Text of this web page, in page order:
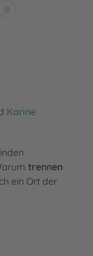
Karine
trennen
ein Ort der